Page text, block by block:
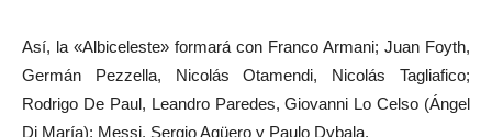
Así, la «Albiceleste» formará con Franco Armani; Juan Foyth,
Germán Pezzella, Nicolás Otamendi, Nicolás Tagliafico;
Rodrigo De Paul, Leandro Paredes, Giovanni Lo Celso (Ángel
Di María); Messi, Sergio Agüero y Paulo Dybala.